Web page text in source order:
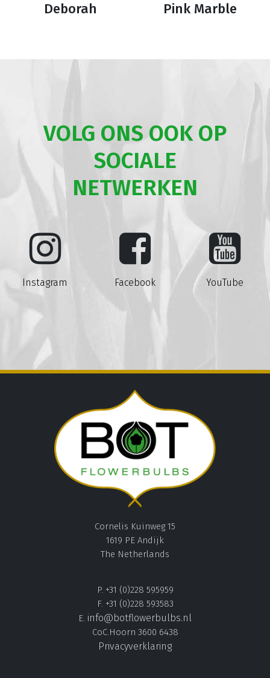
Deborah Pink Marble
VOLG ONS OOK OP
SOCIALE
NETWERKEN
Instagram Facebook YouTube
Cornelis Kuinweg 15
1619 PE Andijk
The Netherlands
P. +31 (0)228 595959
F. +31 (0)228 593583
E. info@botflowerbulbs.nl
CoC.Hoorn 3600 6438
Privacyverklaring